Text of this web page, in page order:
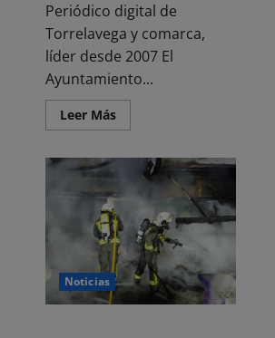
Periódico digital de
Torrelavega y comarca,
líder desde 2007 El
Ayuntamiento...
Leer MásLeer
más
Torrelavega
abre
plazo
de
solicitud
de
subvenciones
para
desarrollar
proyectos
de
Noticias